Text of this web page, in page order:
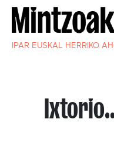
IPAR EUSKAL HERRIKO